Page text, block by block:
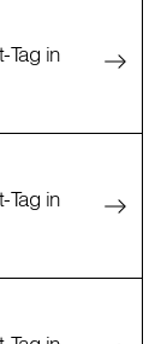
Tag in
Tag in